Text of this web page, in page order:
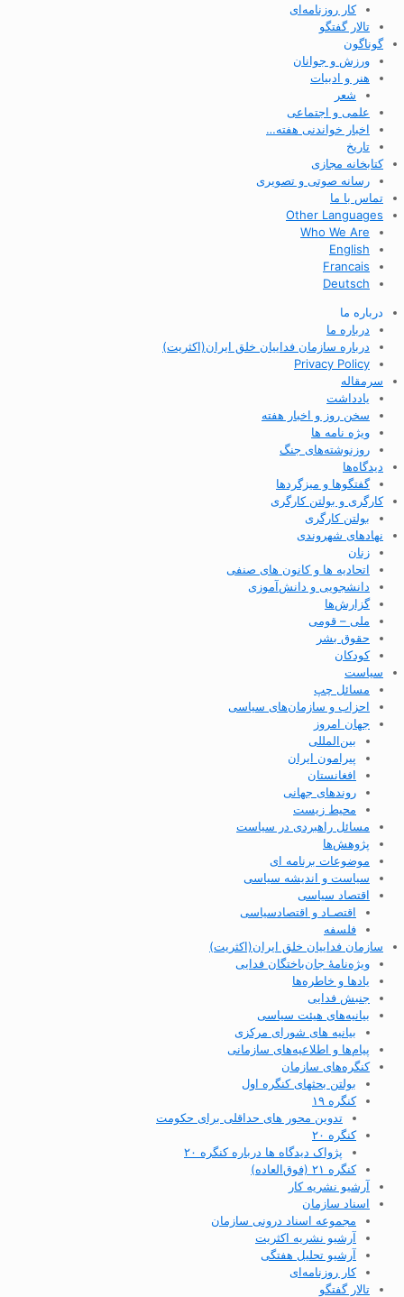
کار روزنامه‌ای
تالار گفتگو
گوناگون
ورزش و جوانان
هنر و ادبیات
شعر
علمی و اجتماعی
اخبار خواندنی هفته…
تاریخ
کتابخانه مجازی
رسانه صوتی و تصویری
تماس با ما
Other Languages
Who We Are
English
Francais
Deutsch
درباره ما
درباره ما
درباره سازمان فداییان خلق ایران(اکثریت)
Privacy Policy
سرمقاله
یادداشت
سخن روز و اخبار هفته
ویژه نامه ها
روزنوشته‌های جنگ
دیدگاه‌ها
گفتگوها و میزگردها
کارگری و بولتن کارگری
بولتن کارگری
نهادهای شهروندی
زنان
اتحادیه ها و کانون های صنفی
دانشجویی و دانش‌آموزی
گزارش‌ها
ملی – قومی
حقوق بشر
کودکان
سیاست
مسائل چپ
احزاب و سازمان‌های سیاسی
جهان امروز
بین‌المللی
پیرامون ایران
افغانستان
روندهای جهانی
محیط زیست
مسائل راهبردی در سیاست
پژوهش‌ها
موضوعات برنامه ای
سیاست و اندیشه سیاسی
اقتصاد سیاسی
اقتصـاد و اقتصاد‌سیاسی
فلسفه
سازمان فداییان خلق ایران(اکثریت)
ویژه‌نامهٔ جان‌باختگان فدایی
یادها و خاطره‌ها
جنبش فدایی
بیانیه‌های هیئت سیاسی
بیانیه های شورای مرکزی
پیام‌ها و اطلاعیه‌های سازمانی
کنگره‌های سازمان
بولتن بحثهای کنگره اول
کنگره ۱۹
تدوین محور های حداقلی برای حکومت
کنگره ۲۰
پژواک دیدگاه ها درباره کنگره ۲۰
کنگره ۲۱ (فوق‌العاده)
آرشیو نشریه کار
اسناد سازمان
مجموعه اسناد درونی سازمان
آرشیو نشریه اکثریت
آرشیو تحلیل هفتگی
کار روزنامه‌ای
تالار گفتگو